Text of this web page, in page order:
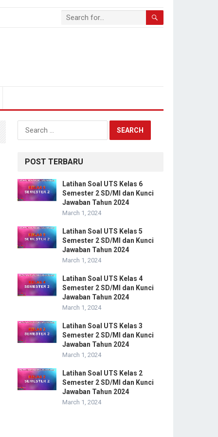
Search
for:
POST TERBARU
Latihan Soal UTS Kelas 6
Semester 2 SD/MI dan Kunci
Jawaban Tahun 2024
March 1, 2024
Latihan Soal UTS Kelas 5
Semester 2 SD/MI dan Kunci
Jawaban Tahun 2024
March 1, 2024
Latihan Soal UTS Kelas 4
Semester 2 SD/MI dan Kunci
Jawaban Tahun 2024
March 1, 2024
Latihan Soal UTS Kelas 3
Semester 2 SD/MI dan Kunci
Jawaban Tahun 2024
March 1, 2024
Latihan Soal UTS Kelas 2
Semester 2 SD/MI dan Kunci
Jawaban Tahun 2024
March 1, 2024